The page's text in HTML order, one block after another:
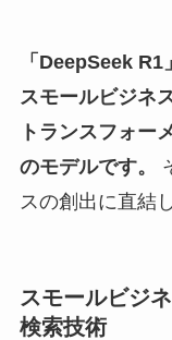
「DeepSeek
スモールビジネ
トランスフォー
のモデルです。
スの創出に直結
スモールビジ
検索技術